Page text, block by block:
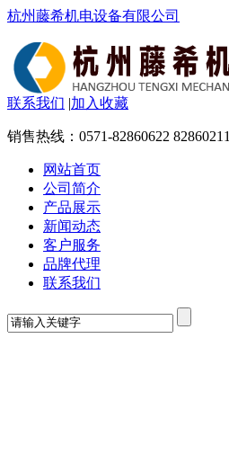
杭州藤希机电设备有限公司
联系我们 |加入收藏
销售热线： 0571-82860622 82860211
网站首页
公司简介
产品展示
新闻动态
客户服务
品牌代理
联系我们